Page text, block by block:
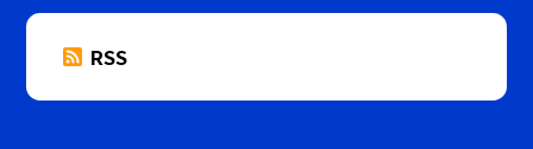
RSS